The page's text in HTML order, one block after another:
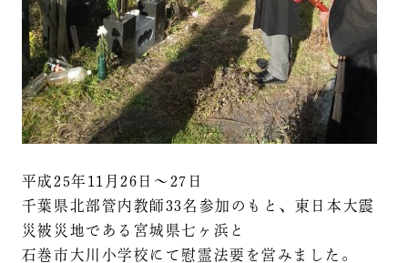
平成25年11月26日～27日
千葉県北部管内教師33名参加のもと、東日本大震
災被災地である宮城県七ヶ浜と
石巻市大川小学校にて慰霊法要を営みました。